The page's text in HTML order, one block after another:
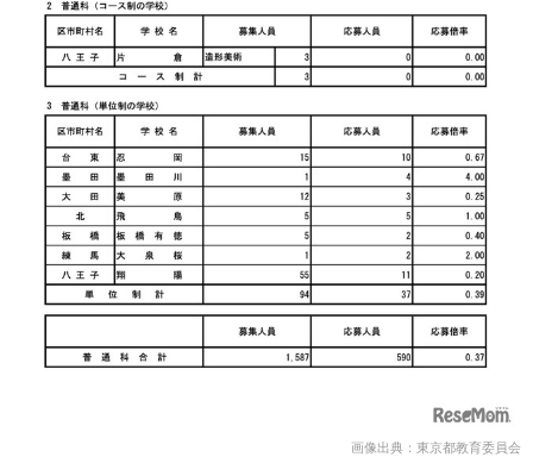
画像出典：東京都教育委員会